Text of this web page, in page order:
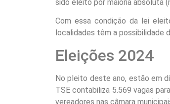
sido eleito por maioria absoluta
Com essa condição da lei
localidades têm a possibilidade
Eleições 2024
No pleito deste ano, estão em
TSE contabiliza 5.569 vagas
vereadores nas câmara